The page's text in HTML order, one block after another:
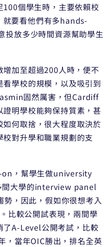
個學生時，主要依賴校
要看他們有多hands-
投放多少時間資源幫助學生
加至超過200人時，便不
學校的規模，以及吸引到
固然厲害，但Cardiff
明學校能夠保持質素，甚
何取捨，很大程度取決於
對升學和職業規劃的支
，幫學生做university
大學的interview panel
，因此，假如你很想考入
比較公開試表現，兩間學
了A-Level公開考試，比較
，當年OIC勝出，排名全英